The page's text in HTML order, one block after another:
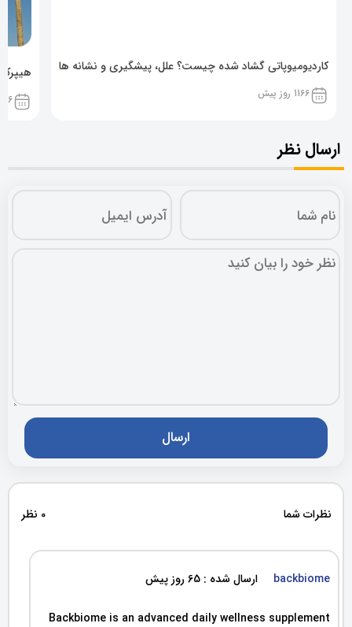
کاردیومیوپاتی گشاد شده چیست؟ علل، پیشگیری و نشانه ها
1166 روز پیش 1166
ارسال نظر
نظرات شما 0 نظر
backbiome ارسال شده : 65 روز پیش
Backbiome is an advanced daily wellness supplement